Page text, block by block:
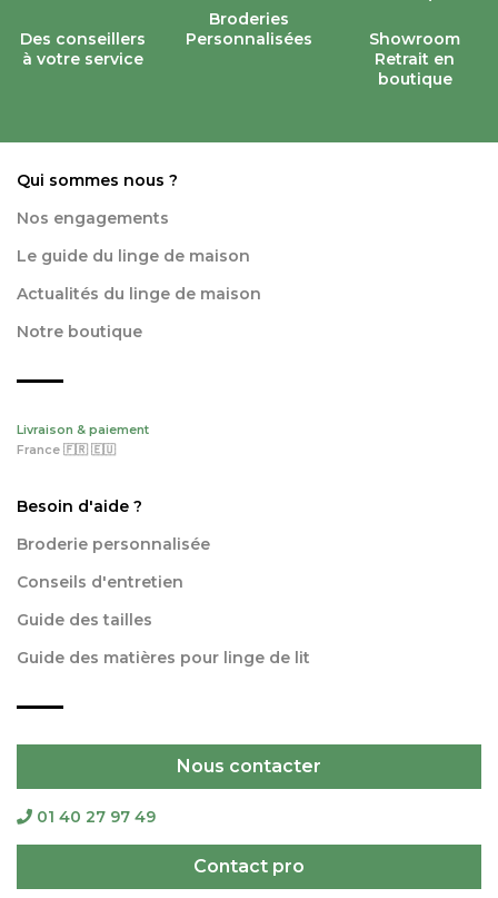
Des conseillers
à votre service
Broderies
Personnalisées
Showroom
Retrait en
boutique
Qui sommes nous ?
Nos engagements
Le guide du linge de maison
Actualités du linge de maison
Notre boutique
Livraison & paiement
France 🇫🇷 🇪🇺
Besoin d'aide ?
Broderie personnalisée
Conseils d'entretien
Guide des tailles
Guide des matières pour linge de lit
Nous contacter
01 40 27 97 49
Contact pro